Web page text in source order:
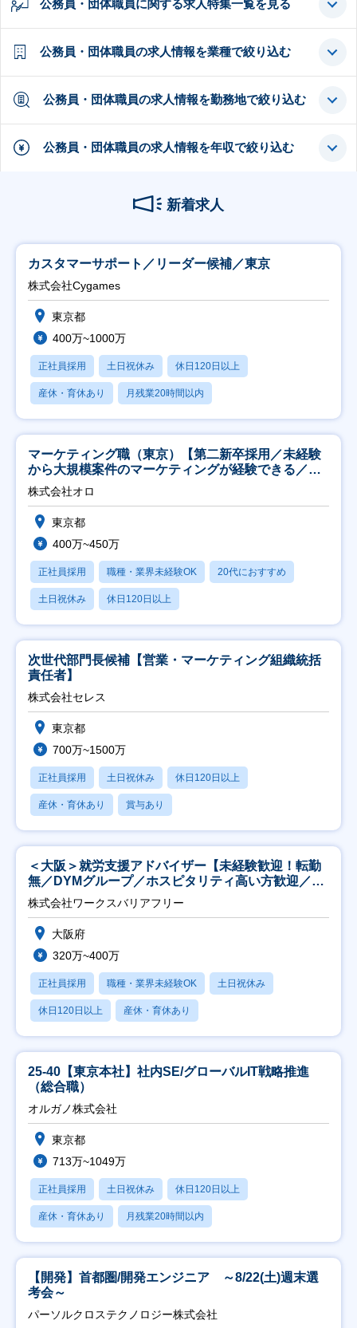
公務員・団体職員に関する求人特集一覧を見る
公務員・団体職員の求人情報を業種で絞り込む
公務員・団体職員の求人情報を勤務地で絞り込む
公務員・団体職員の求人情報を年収で絞り込む
新着求人
カスタマーサポート／リーダー候補／東京
株式会社Cygames
東京都
400万~1000万
正社員採用 土日祝休み 休日120日以上
産休・育休あり 月残業20時間以内
マーケティング職（東京）【第二新卒採用／未経験
から大規模案件のマーケティングが経験できる／研
修充実】
株式会社オロ
東京都
400万~450万
正社員採用 職種・業界未経験OK 20代におすすめ
土日祝休み 休日120日以上
次世代部門長候補【営業・マーケティング組織統括
責任者】
株式会社セレス
東京都
700万~1500万
正社員採用 土日祝休み 休日120日以上
産休・育休あり 賞与あり
＜大阪＞就労支援アドバイザー【未経験歓迎！転勤
無／DYMグループ／ホスピタリティ高い方歓迎／土
日祝】
株式会社ワークスバリアフリー
大阪府
320万~400万
正社員採用 職種・業界未経験OK 土日祝休み
休日120日以上 産休・育休あり
25-40【東京本社】社内SE/グローバルIT戦略推進
（総合職）
オルガノ株式会社
東京都
713万~1049万
正社員採用 土日祝休み 休日120日以上
産休・育休あり 月残業20時間以内
【開発】首都圏/開発エンジニア ～8/22(土)週末選
考会～
パーソルクロステクノロジー株式会社